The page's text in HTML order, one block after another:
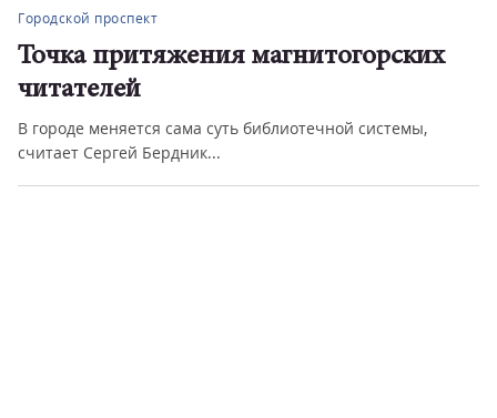
Городской проспект
Точка притяжения магнитогорских
читателей
В городе меняется сама суть библиотечной системы,
считает Сергей Бердник...